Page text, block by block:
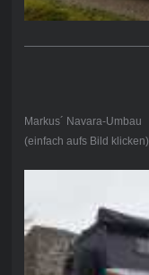
Markus´ Navara-Umbau
(einfach aufs Bild klicken)